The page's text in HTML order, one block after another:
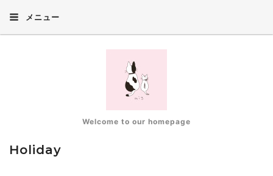
メニュー
Welcome to our homepage
Holiday